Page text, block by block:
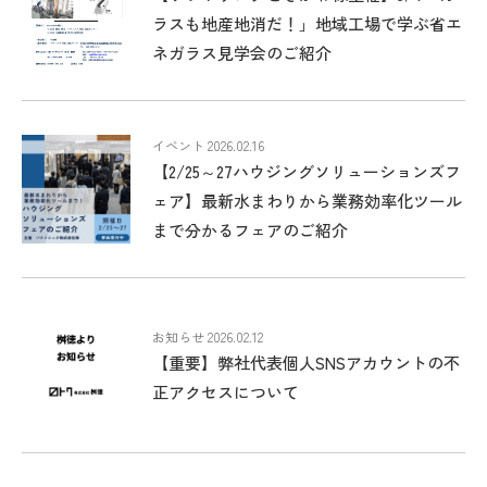
ラスも地産地消だ！」地域工場で学ぶ省エ
ネガラス見学会のご紹介
イベント 2026.02.16
【2/25～27ハウジングソリューションズフ
ェア】最新水まわりから業務効率化ツール
まで分かるフェアのご紹介
お知らせ 2026.02.12
【重要】弊社代表個人SNSアカウントの不
正アクセスについて